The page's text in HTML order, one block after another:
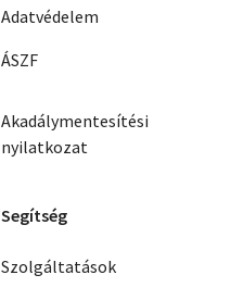
Adatvédelem
ÁSZF
Akadálymentesítési
nyilatkozat
Segítség
Szolgáltatások